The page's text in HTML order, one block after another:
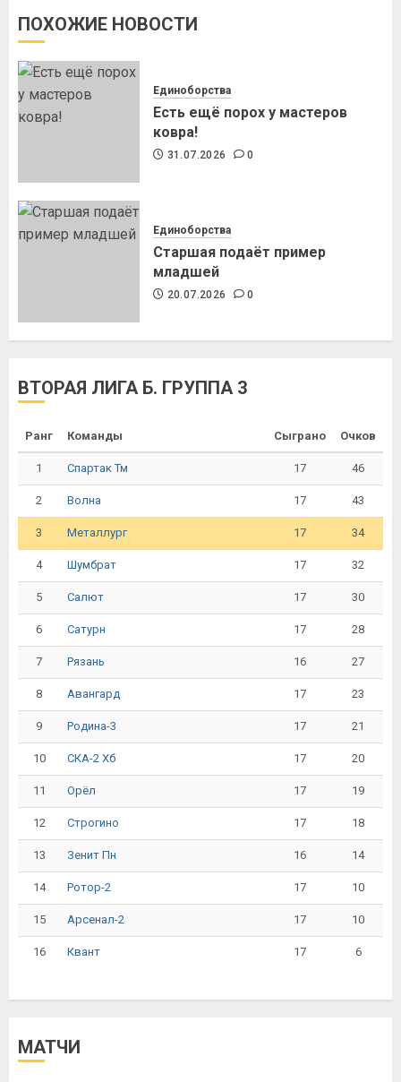
ПОХОЖИЕ НОВОСТИ
Единоборства
Есть ещё порох у мастеров
ковра!
31.07.2026 0
Единоборства
Старшая подаёт пример
младшей
20.07.2026 0
ВТОРАЯ ЛИГА Б. ГРУППА 3
Ранг Команды Сыграно Очков
1 Спартак Тм 17 46
2 Волна 17 43
3 Металлург 17 34
4 Шумбрат 17 32
5 Салют 17 30
6 Сатурн 17 28
7 Рязань 16 27
8 Авангард 17 23
9 Родина-3 17 21
10 СКА-2 Хб 17 20
11 Орёл 17 19
12 Строгино 17 18
13 Зенит Пн 16 14
14 Ротор-2 17 10
15 Арсенал-2 17 10
16 Квант 17 6
МАТЧИ